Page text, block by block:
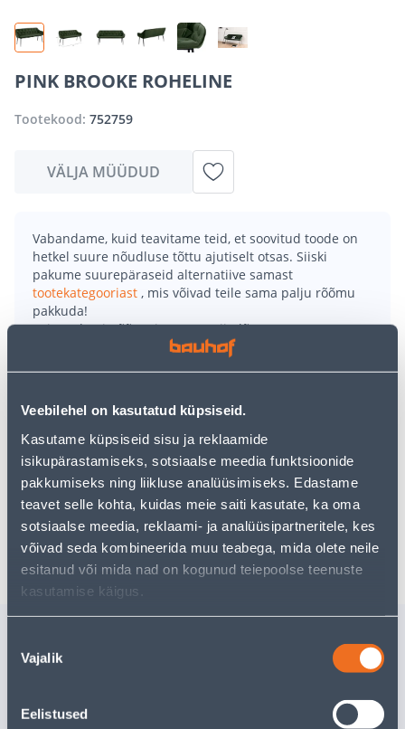
Veebilehel on kasutatud küpsiseid.
Kasutame küpsiseid sisu ja reklaamide
isikupärastamiseks, sotsiaalse meedia funktsioonide
pakkumiseks ning liikluse analüüsimiseks. Edastame
teavet selle kohta, kuidas meie saiti kasutate, ka oma
sotsiaalse meedia, reklaami- ja analüüsipartneritele, kes
võivad seda kombineerida muu teabega, mida olete neile
esitanud või mida nad on kogunud teiepoolse teenuste
kasutamise käigus.
valik
Vajalik
Eelistused
PINK BROOKE ROHELINE
Tootekood: 752759
VÄLJA MÜÜDUD
Vabandame, kuid teavitame teid, et soovitud toode on
hetkel suure nõudluse tõttu ajutiselt otsas. Siiski
pakume suurepäraseid alternatiive samast
tootekategooriast , mis võivad teile sama palju rõõmu
pakkuda!
Teie ostlemisrõõm ei pea aga siin lõppema - oma
uurimistööd saate jätkata, naastes
• 14-päevane tagastusõigus.
• HANKIJA LAOST TELLITAV TOODE
Tarne pole võimalik
Tarne pole